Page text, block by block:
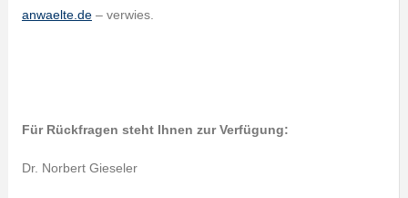
anwaelte.de– verwies.
Für Rückfragen steht Ihnen zur Verfügung:
Dr. Norbert Gieseler